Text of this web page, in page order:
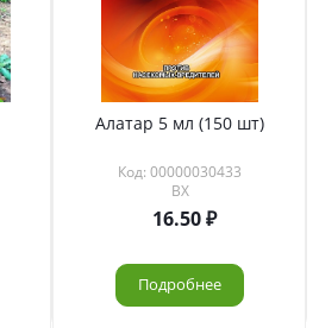
Алатар 5 мл (150 шт)
Код: 00000030433
ВХ
16.50
Подробнее